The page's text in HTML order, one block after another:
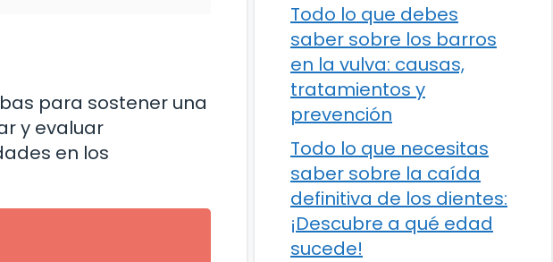
para sostener una
y evaluar
en los
Todo lo que debes
saber sobre los barros
en la vulva: causas,
tratamientos y
prevención
Todo lo que necesitas
saber sobre la caída
definitiva de los dientes:
¡Descubre a qué edad
sucede!